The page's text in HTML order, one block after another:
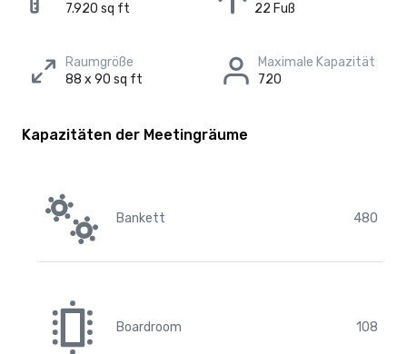
7.920 sq ft
22 Fuß
Raumgröße
88 x 90 sq ft
Maximale Kapazität
720
Kapazitäten der Meetingräume
Bankett 480
Boardroom 108